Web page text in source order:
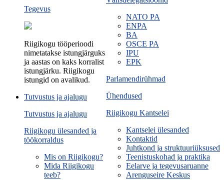
NATO PA
ENPA
BA
OSCE PA
IPU
EPK
Parlamendirühmad
Ühendused
Riigikogu Kantselei
Kantselei ülesanded
Kontaktid
Juhtkond ja struktuuriüksused
Teenistuskohad ja praktika
Eelarve ja tegevusaruanne
Arenguseire Keskus
Tegevus
Riigikogu tööperioodi
nimetatakse istungjärguks
ja aastas on kaks korralist
istungjärku. Riigikogu
istungid on avalikud.
Tutvustus ja ajalugu
Tutvustus ja ajalugu
Riigikogu ülesanded ja
töökorraldus
Mis on Riigikogu?
Mida Riigikogu
teeb?